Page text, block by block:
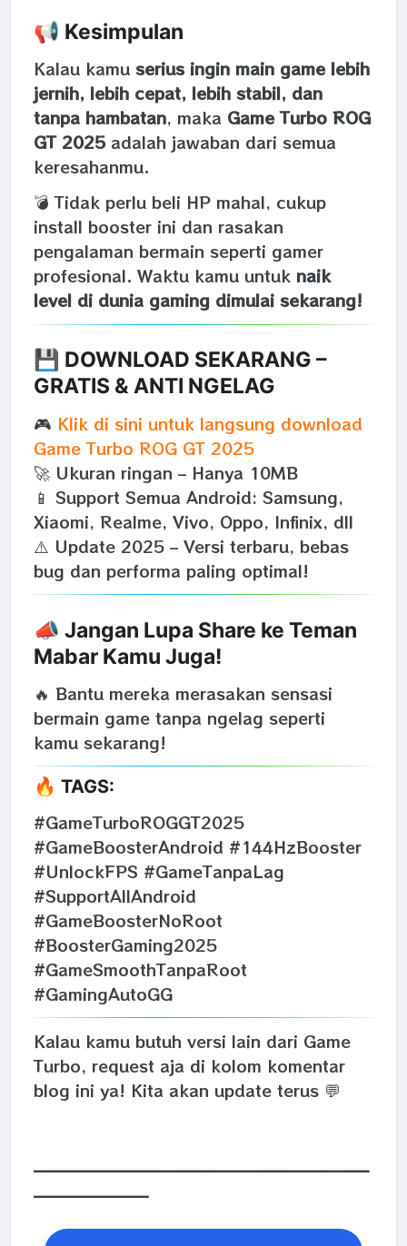
📢 Kesimpulan
Kalau kamu serius ingin main game lebih
jernih, lebih cepat, lebih stabil, dan
tanpa hambatan, maka Game Turbo ROG
GT 2025adalah jawaban dari semua
keresahanmu.
💣 Tidak perlu beli HP mahal, cukup
install booster ini dan rasakan
pengalaman bermain seperti gamer
profesional. Waktu kamu untuk naik
level di dunia gaming dimulai sekarang!
💾 DOWNLOAD SEKARANG –
GRATIS & ANTI NGELAG
🎮 Klik di sini untuk langsung download
Game Turbo ROG GT 2025
🚀 Ukuran ringan – Hanya 10MB
📱 Support Semua Android: Samsung,
Xiaomi, Realme, Vivo, Oppo, Infinix, dll
⚠️ Update 2025 – Versi terbaru, bebas
bug dan performa paling optimal!
📣 Jangan Lupa Share ke Teman
Mabar Kamu Juga!
🔥 Bantu mereka merasakan sensasi
bermain game tanpa ngelag seperti
kamu sekarang!
🔥 TAGS:
#GameTurboROGGT2025
#GameBoosterAndroid #144HzBooster
#UnlockFPS #GameTanpaLag
#SupportAllAndroid
#GameBoosterNoRoot
#BoosterGaming2025
#GameSmoothTanpaRoot
#GamingAutoGG
Kalau kamu butuh versi lain dari Game
Turbo, request aja di kolom komentar
blog ini ya! Kita akan update terus 💬